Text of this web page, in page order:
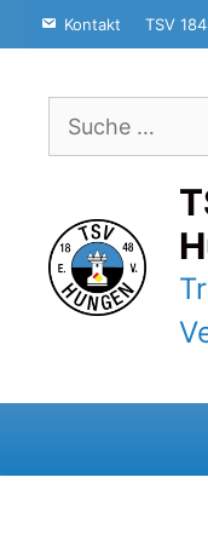
Zum
Kontakt TSV
Suche
nach: